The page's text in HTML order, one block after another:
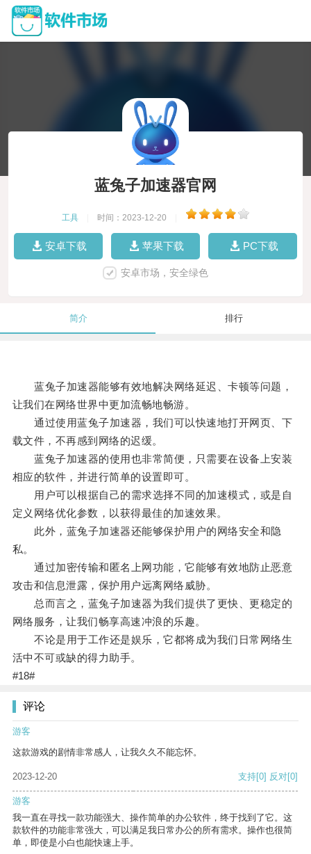
蓝兔子加速器官网
工具 时间：2023-12-20
安卓下载 苹果下载 PC下载
安卓市场，安全绿色
简介 排行
蓝兔子加速器能够有效地解决网络延迟、卡顿等问题，
让我们在网络世界中更加流畅地畅游。
通过使用蓝兔子加速器，我们可以快速地打开网页、下
载文件，不再感到网络的迟缓。
蓝兔子加速器的使用也非常简便，只需要在设备上安装
相应的软件，并进行简单的设置即可。
用户可以根据自己的需求选择不同的加速模式，或是自
定义网络优化参数，以获得最佳的加速效果。
此外，蓝兔子加速器还能够保护用户的网络安全和隐
私。
通过加密传输和匿名上网功能，它能够有效地防止恶意
攻击和信息泄露，保护用户远离网络威胁。
总而言之，蓝兔子加速器为我们提供了更快、更稳定的
网络服务，让我们畅享高速冲浪的乐趣。
不论是用于工作还是娱乐，它都将成为我们日常网络生
活中不可或缺的得力助手。
#18#
评论
游客
这款游戏的剧情非常感人，让我久久不能忘怀。
2023-12-20 支持[0] 反对[0]
游客
我一直在寻找一款功能强大、操作简单的办公软件，终于找到了它。这
款软件的功能非常强大，可以满足我日常办公的所有需求。操作也很简
单，即使是小白也能快速上手。